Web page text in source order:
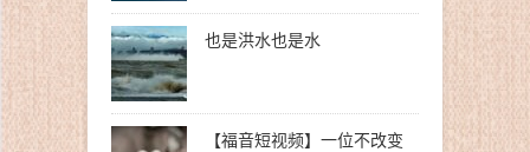
也是洪水也是水
【福音短视频】一位不改变